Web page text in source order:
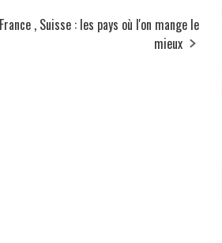
, Suisse : les pays où l'on mange le
mieux